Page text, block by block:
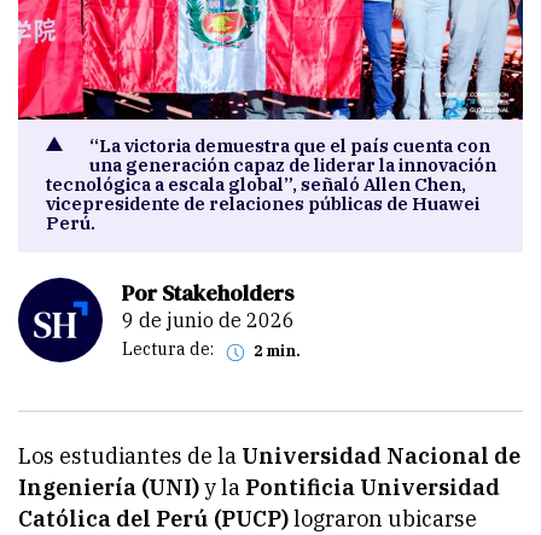
“La victoria demuestra que el país cuenta con
una generación capaz de liderar la innovación
tecnológica a escala global”, señaló Allen Chen,
vicepresidente de relaciones públicas de Huawei
Perú.
Por Stakeholders
9 de junio de 2026
Lectura de: 2 min.
Los estudiantes de la Universidad Nacional de
Ingeniería (UNI)y la Pontificia Universidad
Católica del Perú (PUCP)lograron ubicarse